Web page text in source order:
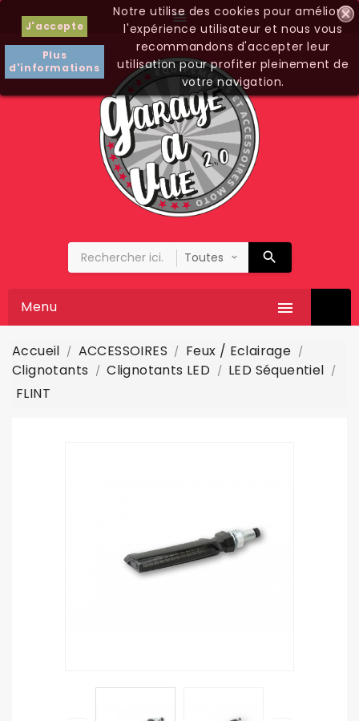

J'accepte
Plus
d'informations
Notre utilise des cookies pour améliorer
l'expérience utilisateur et nous vous
recommandons d'accepter leur
utilisation pour profiter pleinement de
votre navigation.

Menu
Accueil ACCESSOIRES
Feux / Eclairage
Clignotants
Clignotants LED
LED Séquentiel
FLINT